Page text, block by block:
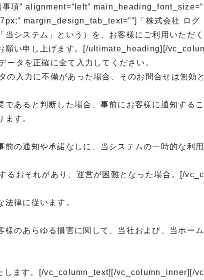
項” alignment=”left”
margin_design_tab_text=””]「株式会社 ログ
システム」という）を、お客様にご利用いただ
願い申し上げます。[/ultimate_heading][/
タを正確に全て入力してください。
入力に不備があった場合、そのお問合せは無効
あると判断した場合、事前にお客様に通知する
す。
の通知や承諾なしに、当システムの一時的な利
るおそれがあり、運営が困難となった場合。[/
律に従います。
のあらゆる損害に関して、当社および、当ホー
します。[/vc_column_text][/